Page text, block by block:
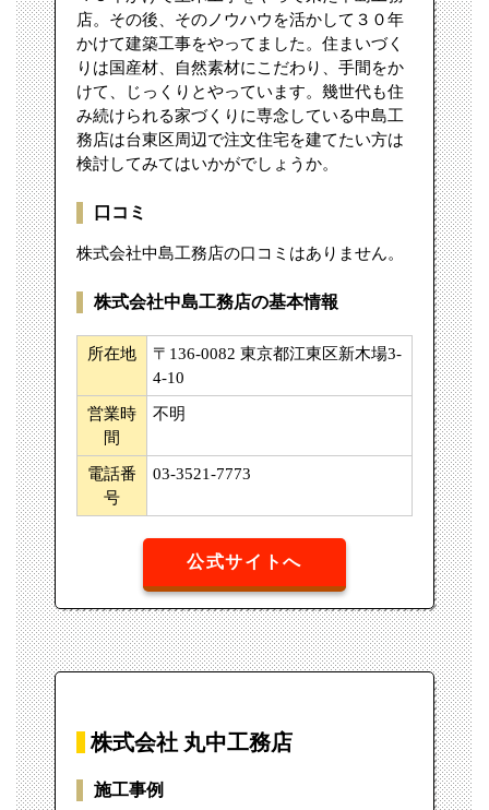
店。その後、そのノウハウを活かして３０年
かけて建築工事をやってました。住まいづく
りは国産材、自然素材にこだわり、手間をか
けて、じっくりとやっています。幾世代も住
み続けられる家づくりに専念している中島工
務店は台東区周辺で注文住宅を建てたい方は
検討してみてはいかがでしょうか。
口コミ
株式会社中島工務店の口コミはありません。
株式会社中島工務店の基本情報
所在地
〒136-0082 東京都江東区新木場3-
4-10
営業時
間
不明
電話番
号
03-3521-7773
公式サイトへ
株式会社 丸中工務店
施工事例